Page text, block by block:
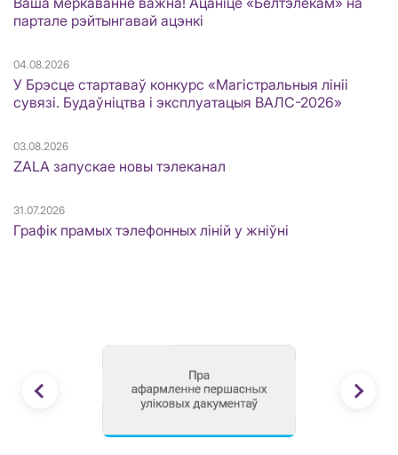
партале рэйтынгавай ацэнкі
04.08.2026
У Брэсце стартаваў конкурс «Магістральныя лініі
сувязі. Будаўніцтва і эксплуатацыя ВАЛС-2026»
03.08.2026
ZALA запускае новы тэлеканал
31.07.2026
Графік прамых тэлефонных ліній у жніўні